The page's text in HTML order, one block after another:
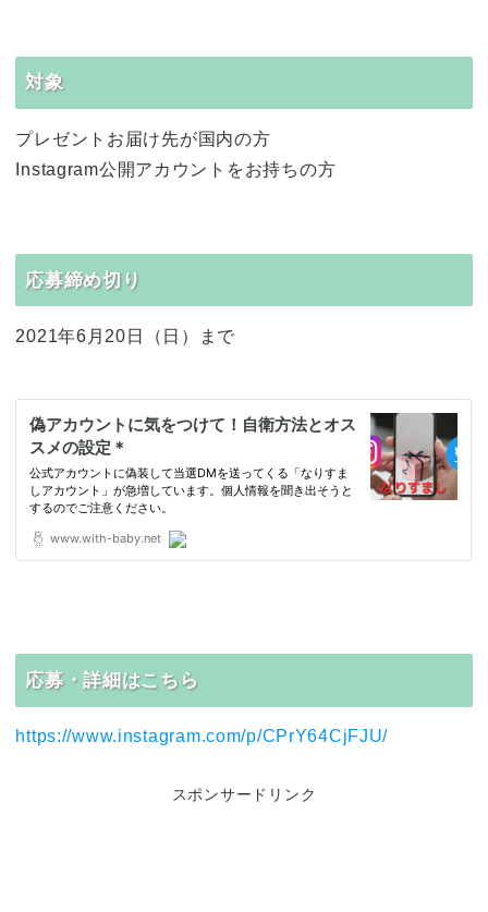
対象
プレゼントお届け先が国内の方
Instagram公開アカウントをお持ちの方
応募締め切り
2021年6月20日（日）まで
応募・詳細はこちら
https://www.instagram.com/p/CPrY64CjFJU/
スポンサードリンク